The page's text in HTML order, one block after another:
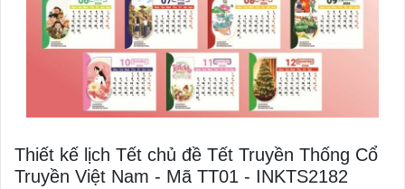
Thiết kế lịch Tết chủ đề Tết Truyền Thống Cổ
Truyền Việt Nam - Mã TT01 - INKTS2182